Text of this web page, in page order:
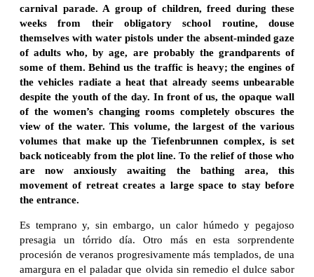
carnival parade. A group of children, freed during these
weeks from their obligatory school routine, douse
themselves with water pistols under the absent-minded gaze
of adults who, by age, are probably the grandparents of
some of them. Behind us the traffic is heavy; the engines of
the vehicles radiate a heat that already seems unbearable
despite the youth of the day. In front of us, the opaque wall
of the women’s changing rooms completely obscures the
view of the water. This volume, the largest of the various
volumes that make up the Tiefenbrunnen complex, is set
back noticeably from the plot line. To the relief of those who
are now anxiously awaiting the bathing area, this
movement of retreat creates a large space to stay before
the entrance.
Es temprano y, sin embargo, un calor húmedo y pegajoso
presagia un tórrido día. Otro más en esta sorprendente
procesión de veranos progresivamente más templados, de una
amargura en el paladar que olvida sin remedio el dulce sabor